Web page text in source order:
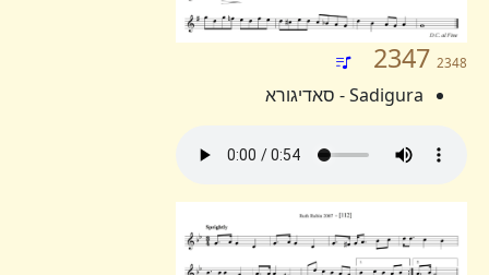
2347 2348
Sadigura - סאדיגורא